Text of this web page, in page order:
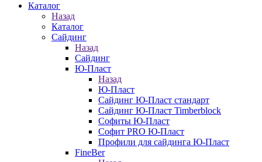
Каталог
Назад
Каталог
Сайдинг
Назад
Сайдинг
Ю-Пласт
Назад
Ю-Пласт
Сайдинг Ю-Пласт стандарт
Сайдинг Ю-Пласт Timberblock
Софиты Ю-Пласт
Софит PRO Ю-Пласт
Профили для сайдинга Ю-Пласт
FineBer